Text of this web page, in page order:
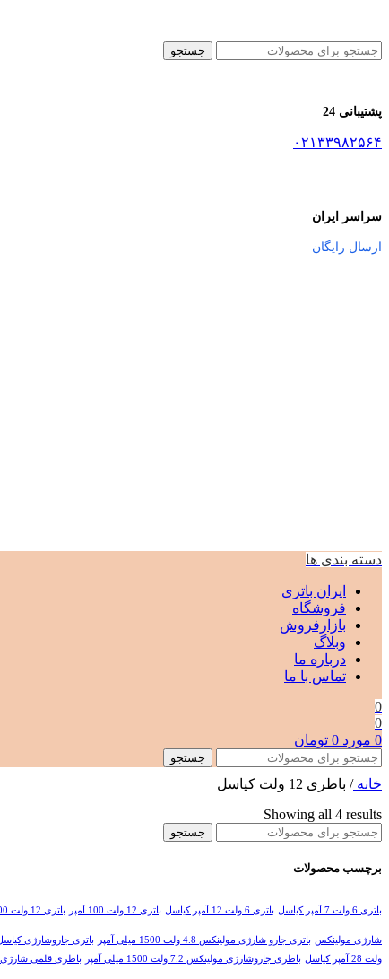
جستجو
پشتیبانی 24
۰۲۱۳۳۹۸۲۵۶۴
سراسر ایران
ارسال رایگان
دسته بندی ها
ایران باتری
فروشگاه
بازارفروش
وبلاگ
درباره ما
تماس با ما
0
0
0 مورد 0 تومان
جستجو
خانه/ باطری 12 ولت کیاسل
Showing all 4 results
جستجو
برچسب محصولات
باتری 6 ولت 7 آمپر کیاسل باتری 6 ولت 12 آمپر کیاسل باتری 12 ولت 100 آمپر باتری 12 ولت 100 آمپر کیاسل
شارژی مولینکس باتری جارو شارژی مولینکس 4.8 ولت 1500 میلی آمپر باتری جاروشارژی
ولت 28 آمپر کیاسل
باطری جاروشارژی مولینکس 7.2 ولت 1500 میلی آمپر باطری قلمی شارژی